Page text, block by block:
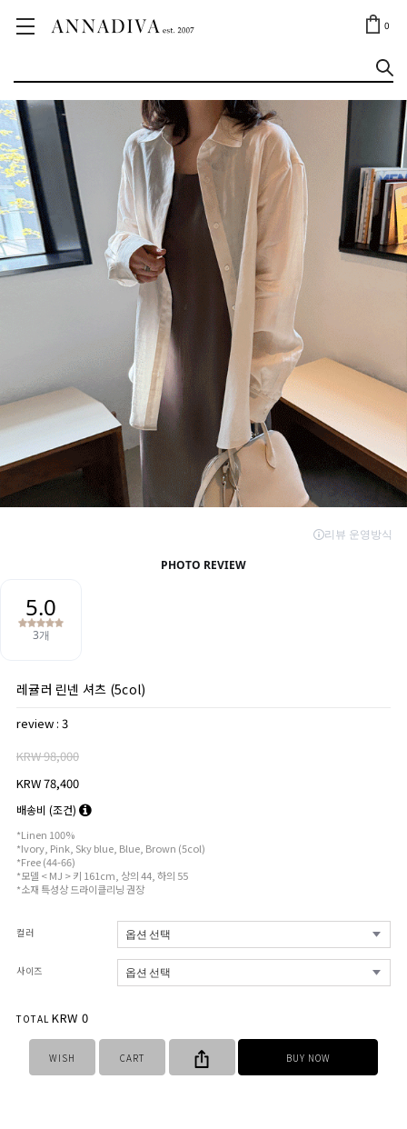
0
ANNA JEWELRY
레귤러 린넨 셔츠 (5col)
review : 3
KRW 98,000
KRW 78,400
배송비 (조건)
*Linen 100%
*Ivory, Pink, Sky blue, Blue, Brown (5col)
*Free (44-66)
*모델 < MJ > 키 161cm, 상의 44, 하의 55
*소재 특성상 드라이클리닝 권장
컬러
사이즈
TOTAL KRW 0
WISH CART BUY NOW